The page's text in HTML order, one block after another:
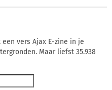
vers Ajax E-zine in je
Maar liefst 35.938